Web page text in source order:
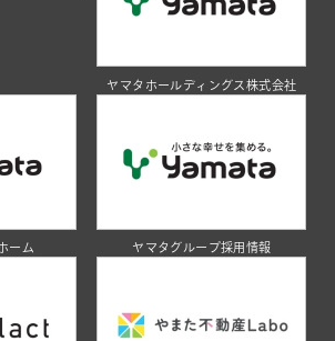
ヤマタホールディングス株式会社
ーム ヤマタグループ採用情報